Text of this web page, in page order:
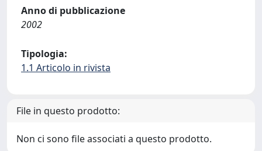
Anno di pubblicazione
2002
Tipologia:
1.1 Articolo in rivista
File in questo prodotto:
Non ci sono file associati a questo prodotto.